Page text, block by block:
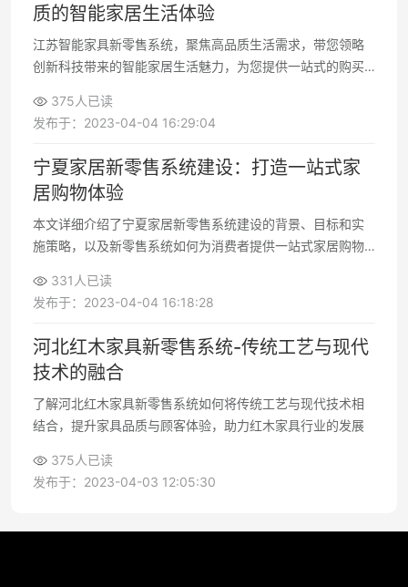
质的智能家居生活体验
江苏智能家具新零售系统，聚焦高品质生活需求，带您领略
创新科技带来的智能家居生活魅力，为您提供一站式的购买
375人已读
发布于：2023-04-04 16:29:04
宁夏家居新零售系统建设：打造一站式家
居购物体验
本文详细介绍了宁夏家居新零售系统建设的背景、目标和实
施策略，以及新零售系统如何为消费者提供一站式家居购物
331人已读
发布于：2023-04-04 16:18:28
河北红木家具新零售系统-传统工艺与现代
技术的融合
了解河北红木家具新零售系统如何将传统工艺与现代技术相
结合，提升家具品质与顾客体验，助力红木家具行业的发展
375人已读
发布于：2023-04-03 12:05:30